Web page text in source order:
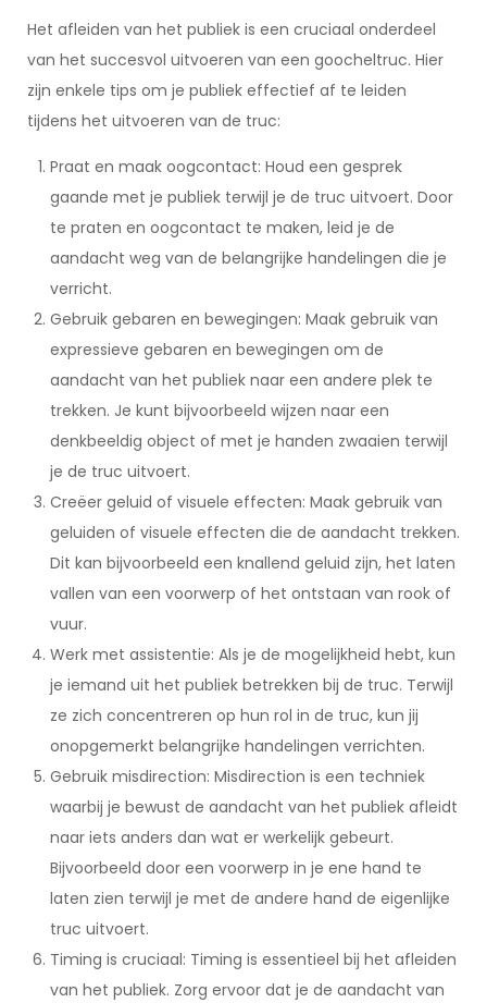
Het afleiden van het publiek is een cruciaal onderdeel
van het succesvol uitvoeren van een goocheltruc. Hier
zijn enkele tips om je publiek effectief af te leiden
tijdens het uitvoeren van de truc:
Praat en maak oogcontact: Houd een gesprek
gaande met je publiek terwijl je de truc uitvoert. Door
te praten en oogcontact te maken, leid je de
aandacht weg van de belangrijke handelingen die je
verricht.
Gebruik gebaren en bewegingen: Maak gebruik van
expressieve gebaren en bewegingen om de
aandacht van het publiek naar een andere plek te
trekken. Je kunt bijvoorbeeld wijzen naar een
denkbeeldig object of met je handen zwaaien terwijl
je de truc uitvoert.
Creëer geluid of visuele effecten: Maak gebruik van
geluiden of visuele effecten die de aandacht trekken.
Dit kan bijvoorbeeld een knallend geluid zijn, het laten
vallen van een voorwerp of het ontstaan ​​van rook of
vuur.
Werk met assistentie: Als je de mogelijkheid hebt, kun
je iemand uit het publiek betrekken bij de truc. Terwijl
ze zich concentreren op hun rol in de truc, kun jij
onopgemerkt belangrijke handelingen verrichten.
Gebruik misdirection: Misdirection is een techniek
waarbij je bewust de aandacht van het publiek afleidt
naar iets anders dan wat er werkelijk gebeurt.
Bijvoorbeeld door een voorwerp in je ene hand te
laten zien terwijl je met de andere hand de eigenlijke
truc uitvoert.
Timing is cruciaal: Timing is essentieel bij het afleiden
van het publiek. Zorg ervoor dat je de aandacht van